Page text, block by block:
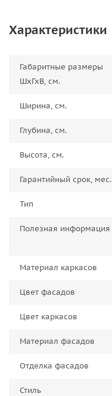
Характеристики
Габаритные размеры
ШхГхВ, см.
Ширина, см.
Глубина, см.
Высота, см.
Гарантийный срок, мес.
Тип
Полезная информация
Материал каркасов
Цвет фасадов
Цвет каркасов
Материал фасадов
Отделка фасадов
Стиль